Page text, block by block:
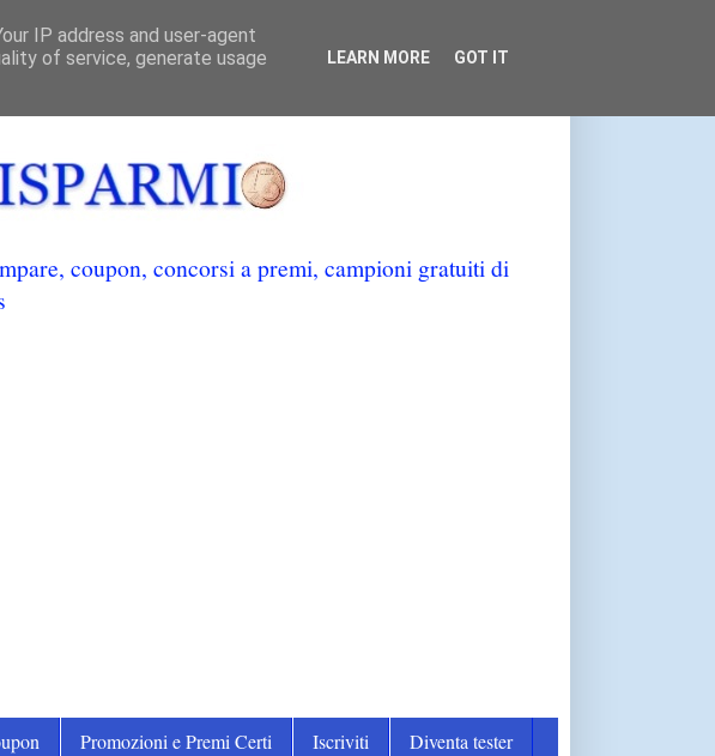
coupon, concorsi a premi, campioni gratuiti di
Promozioni e Premi Certi Iscriviti
Diventa tester
IP address and user-agent
of service, generate usage
LEARN MORE GOT IT